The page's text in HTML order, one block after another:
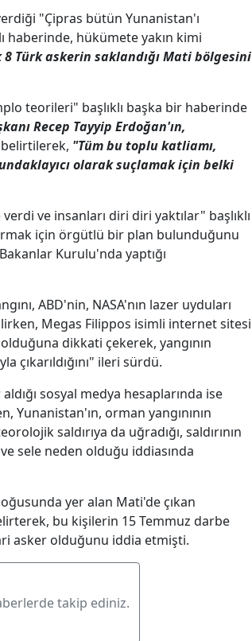
"Çipras bütün Yunanistan'ı
haberinde, hükümete yakın kimi
Türk askerin saklandığı Mati bölgesini
teorileri" başlıklı başka bir haberinde
Recep Tayyip Erdoğan'ın,
"Tüm bu toplu katliamı,
olarak suçlamak için belki
ve insanları diri diri yaktılar" başlıklı
için örgütlü bir plan bulunduğunu
Kurulu'nda yaptığı
ABD'nin, NASA'nın lazer uyduları
Megas Filippos isimli internet sitesi
dikkati çekerek, yangının
çıkarıldığını" ileri sürdü.
sosyal medya hesaplarında ise
Yunanistan'ın, orman yangınının
saldırıya da uğradığı, saldırının
sele neden olduğu iddiasında
yer alan Mati'de çıkan
bu kişilerin 15 Temmuz darbe
asker olduğunu iddia etmişti.
takip ediniz.